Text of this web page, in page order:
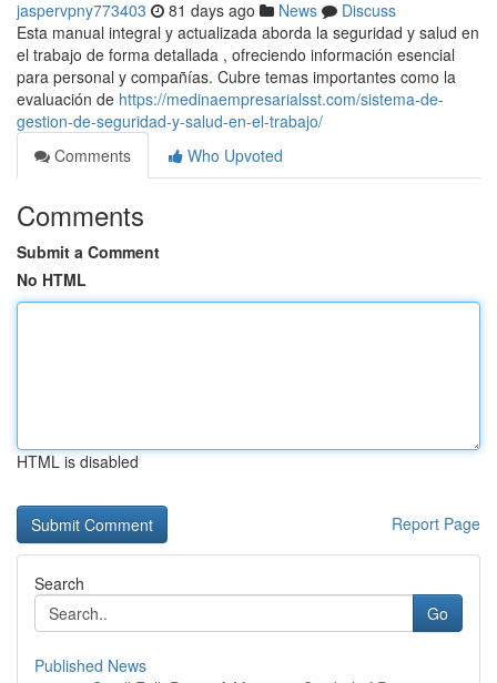
jaspervpny773403 81 days ago News
Discuss
Esta manual integral y actualizada aborda la seguridad y salud en
el trabajo de forma detallada , ofreciendo información esencial
para personal y compañías. Cubre temas importantes como la
evaluación de https://medinaempresarialsst.com/sistema-de-
gestion-de-seguridad-y-salud-en-el-trabajo/
Comments
Who Upvoted
Comments
Submit a Comment
No HTML
HTML is disabled
Report Page
Search
Go
Published News